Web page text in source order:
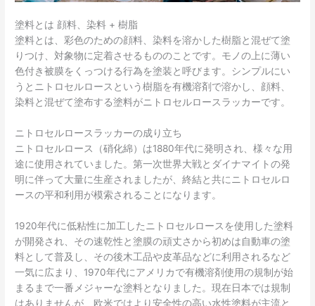
塗料とは 顔料、染料 + 樹脂
塗料とは、彩色のための顔料、染料を溶かした樹脂と混ぜて塗
りつけ、対象物に定着させるもののことです。モノの上に薄い
色付き被膜をくっつける行為を塗装と呼びます。シンプルにい
うとニトロセルロースという樹脂を有機溶剤で溶かし、顔料、
染料と混ぜて塗布する塗料がニトロセルロースラッカーです。
ニトロセルロースラッカーの成り立ち
ニトロセルロース（硝化綿）は1880年代に発明され、様々な用
途に使用されていました。第一次世界大戦とダイナマイトの発
明に伴って大量に生産されましたが、終結と共にニトロセルロ
ースの平和利用が模索されることになります。
1920年代に低粘性に加工したニトロセルロースを使用した塗料
が開発され、その速乾性と塗膜の頑丈さから初めは自動車の塗
料として普及し、その後木工品や皮革品などに利用されるなど
一気に広まり、1970年代にアメリカで有機溶剤使用の規制が始
まるまで一番メジャーな塗料となりました。現在日本では規制
はありませんが、欧米ではより安全性の高い水性塗料が主流と